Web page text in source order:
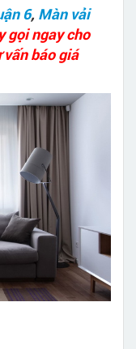
6, Màn vải
gọi ngay cho
báo giá